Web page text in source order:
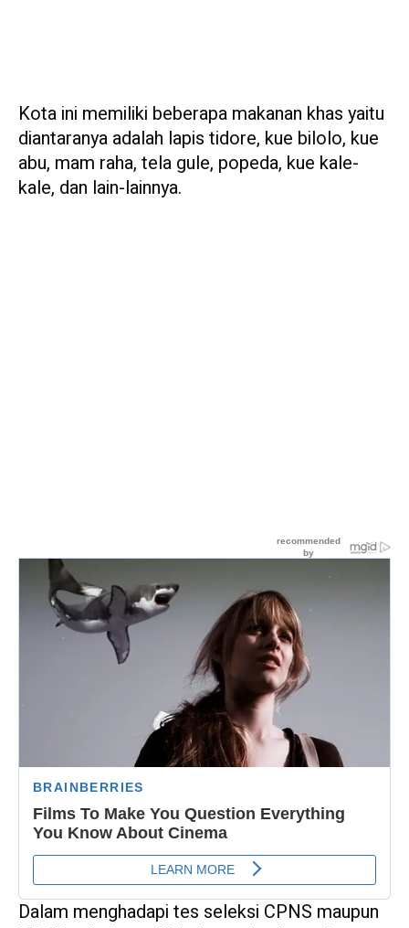
Kota ini memiliki beberapa makanan khas yaitu
diantaranya adalah lapis tidore, kue bilolo, kue
abu, mam raha, tela gule, popeda, kue kale-
kale, dan lain-lainnya.
Dalam menghadapi tes seleksi CPNS maupun